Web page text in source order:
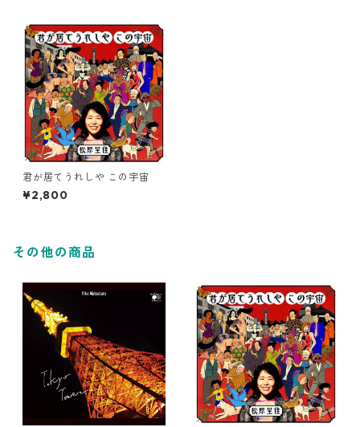
君が居てうれしや この宇宙
¥2,800
その他の商品